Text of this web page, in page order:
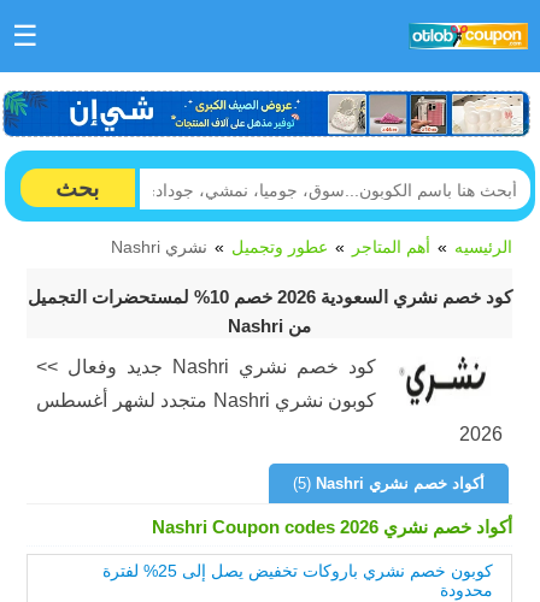
☰
بحث
الرئيسيه أهم المتاجر عطور وتجميل نشري Nashri
كود خصم نشري السعودية 2026 خصم 10% لمستحضرات التجميل
من Nashri
كود خصم نشري Nashri جديد وفعال >>
كوبون نشري Nashri متجدد لشهر أغسطس
2026
أكواد خصم نشري Nashri (5)
أكواد خصم نشري Nashri Coupon codes 2026
كوبون خصم نشري باروكات تخفيض يصل إلى 25% لفترة
محدودة